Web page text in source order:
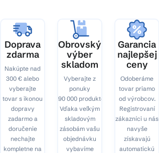
Doprava
zdarma
Nakúpte nad
300 € alebo
vyberajte
tovar s ikonou
dopravy
zadarmo a
doručenie
nechajte
kompletne na
Obrovský
výber
skladom
Vyberajte z
ponuky
90 000 produktov.
Vďaka veľkým
skladovým
zásobám vašu
objednávku
vybavíme
Garancia
najlepšej
ceny
Odoberáme
tovar priamo
od výrobcov.
Registrovaní
zákazníci u nás
navyše
získavajú
automatickú